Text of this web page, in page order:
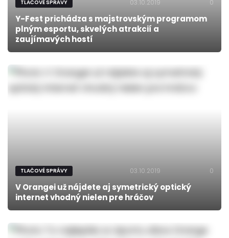
TLAČOVÉ SPRÁVY 03.10.2019 0
Y-Fest prichádza s majstrovským programom
plným esportu, skvelých atrakcií a
zaujímavých hostí
TLAČOVÉ SPRÁVY 03.10.2019 0
V Orangei už nájdete aj symetrický optický
internet vhodný nielen pre hráčov